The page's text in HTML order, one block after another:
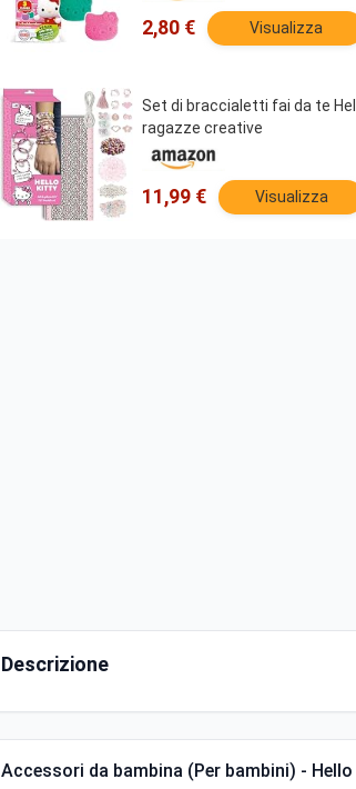
2,80 € Visualizza
Set di braccialetti fai da te
ragazze creative
11,99 € Visualizza
Descrizione
Accessori da bambina (Per bambini) -